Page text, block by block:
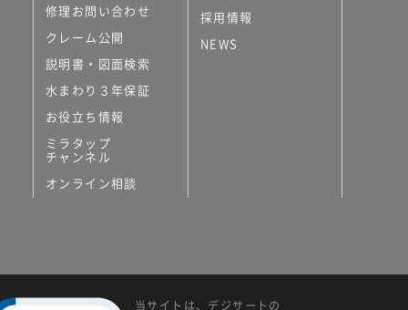
修理お問い合わせ
クレーム公開
説明書・図面検索
水まわり３年保証
お役立ち情報
ミラタップ
チャンネル
オンライン相談
採用情報
NEWS
当サイトは、デジサートの